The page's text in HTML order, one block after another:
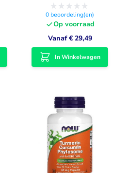
0 beoordeling(en)
Op voorraad
Vanaf€ 29,49
In Winkelwagen